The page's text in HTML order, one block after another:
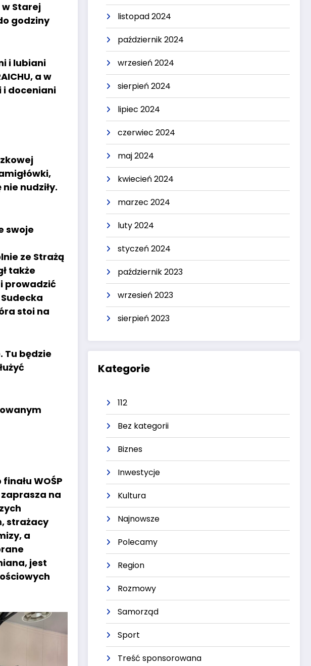
Starej
godziny
i lubiani
a w
i doceniani
nudziły.
swoje
ze Strażą
także
prowadzić
stoi na
Tu będzie
WOŚP
zaprasza na
strażacy
a
jest
listopad 2024
październik 2024
wrzesień 2024
sierpień 2024
lipiec 2024
czerwiec 2024
maj 2024
kwiecień 2024
marzec 2024
luty 2024
styczeń 2024
październik 2023
wrzesień 2023
sierpień 2023
Kategorie
112
Bez kategorii
Biznes
Inwestycje
Kultura
Najnowsze
Polecamy
Region
Rozmowy
Samorząd
Sport
Treść sponsorowana